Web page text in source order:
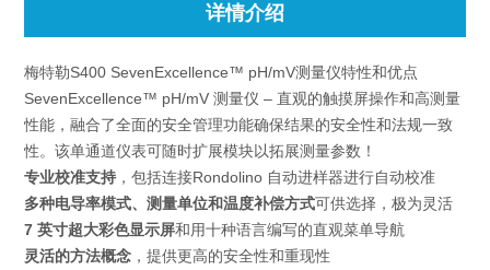
详情介绍
梅特勒S400 SevenExcellence™ pH/mV测量仪特性和优点
SevenExcellence™ pH/mV 测量仪 – 直观的触摸屏操作和高测量
性能，融合了全面的安全管理功能确保结果的安全性和法规一致
性。该单通道仪表可随时扩展模块以拓展测量参数！
专业校准支持 ，包括连接Rondolino 自动进样器进行自动校准
多种电导率模式、测量单位和温度补偿方式可供选择，极为灵活
7 英寸超大彩色显示屏和用十种语言编写的直观菜单导航
灵活的方法概念 ，提供更高的安全性和重现性